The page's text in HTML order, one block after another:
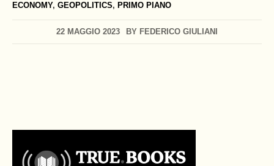
ECONOMY, GEOPOLITICS, PRIMO PIANO
22 MAGGIO 2023 BY FEDERICO GIULIANI